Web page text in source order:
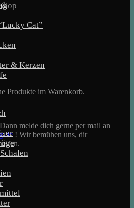
Produkte im Warenkorb.
melde dich gerne per mail an
! Wir bemühen uns, dir
Cat”
& Kerzen